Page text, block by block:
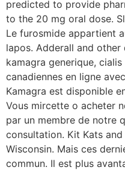
predicted to provide
to the 20 mg oral dose.
Le furosmide appartient
lapos. Adderall and
kamagra generique,
canadiennes en ligne
Kamagra est disponible
Vous mircette o acheter
par un membre de notre
consultation. Kit Kats
Wisconsin. Mais ces
commun. Il est plus